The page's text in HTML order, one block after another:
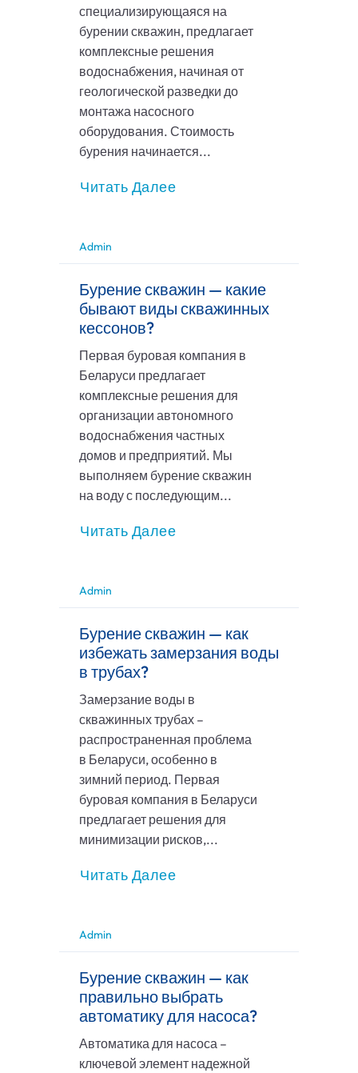
специализирующаяся на
бурении скважин, предлагает
комплексные решения
водоснабжения, начиная от
геологической разведки до
монтажа насосного
оборудования. Стоимость
бурения начинается...
Читать Далее
Admin
Бурение скважин — какие
бывают виды скважинных
кессонов?
Первая буровая компания в
Беларуси предлагает
комплексные решения для
организации автономного
водоснабжения частных
домов и предприятий. Мы
выполняем бурение скважин
на воду с последующим...
Читать Далее
Admin
Бурение скважин — как
избежать замерзания воды
в трубах?
Замерзание воды в
скважинных трубах –
распространенная проблема
в Беларуси, особенно в
зимний период. Первая
буровая компания в Беларуси
предлагает решения для
минимизации рисков,...
Читать Далее
Admin
Бурение скважин — как
правильно выбрать
автоматику для насоса?
Автоматика для насоса –
ключевой элемент надежной